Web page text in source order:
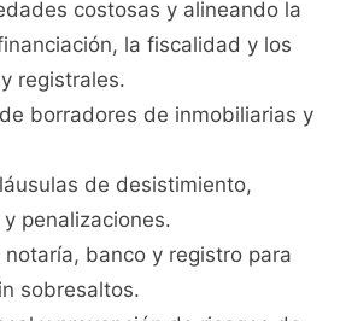
costosas y alineando la
la fiscalidad y los
registrales.
borradores de inmobiliarias y
de desistimiento,
penalizaciones.
banco y registro para
sobresaltos.